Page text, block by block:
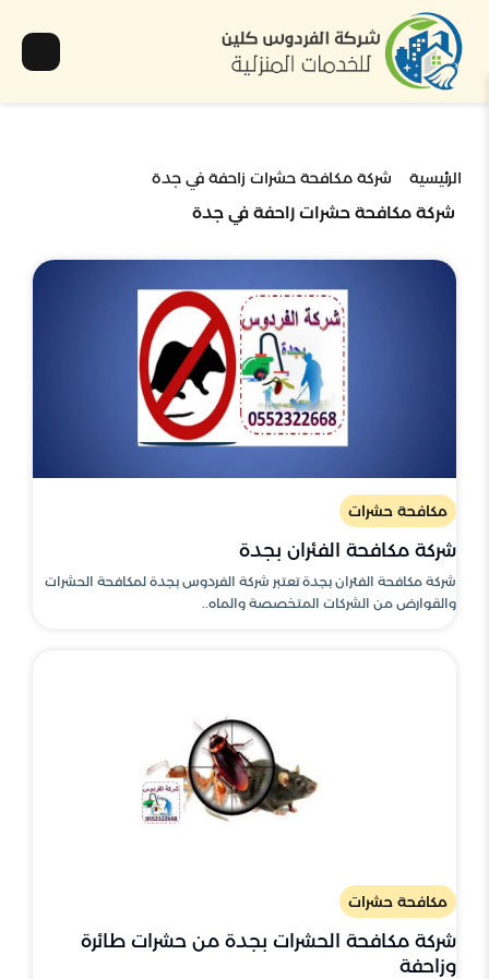
الرئيسية شركة مكافحة حشرات زاحفة في جدة
شركة مكافحة حشرات زاحفة في جدة
مكافحة حشرات
شركة مكافحة الفئران بجدة
شركة مكافحة الفئران بجدة تعتبر شركة الفردوس بجدة لمكافحة الحشرات
والقوارض من الشركات المتخصصة والماه..
مكافحة حشرات
شركة مكافحة الحشرات بجدة من حشرات طائرة
وزاحفة